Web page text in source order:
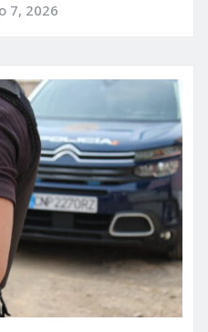
7, 2026